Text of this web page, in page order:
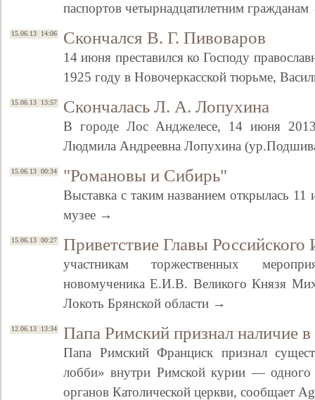
паспортов четырнадцатилетним
15.06.13 14:06 Скончался В. Г. Пивоваров
14 июня преставился ко Господу
1925 году в Новочеркасской тюрьме,
15.06.13 13:57 Скончалась Л. А. Лопухина
В городе Лос Анджелесе, 14 июня
Людмила Андреевна Лопухина
15.06.13 00:34 "Романовы и Сибирь"
Выставка с таким названием открылась
музее →
15.06.13 00:27 Приветствие Главы
участникам торжественных
новомученика Е.И.В. Великого Князя
Локоть Брянской области →
12.06.13 13:34 Папа Римский признал наличие
Папа Римский Франциск признал
лобби» внутри Римской курии — одного
органов Католической церкви, сообщает